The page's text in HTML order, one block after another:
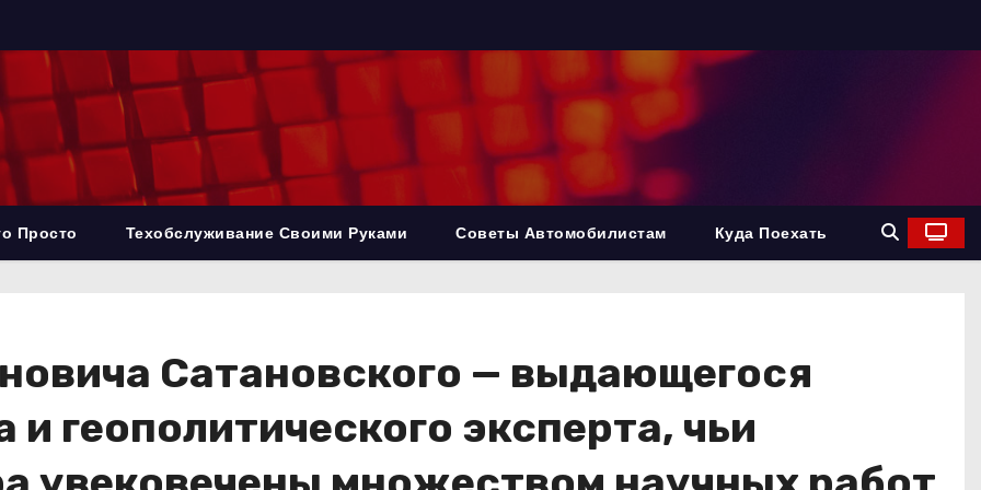
Просто Техобслуживание Своими Руками Советы Автомобилистам Куда Поехать
Сатановского — выдающегося
и геополитического эксперта, чьи